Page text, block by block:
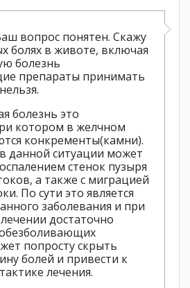
вопрос понятен. Скажу
болях в животе, включая
болезнь
препараты принимать
болезнь это
котором в желчном
конкременты(камни).
данной ситуации может
стенок пузыря
а также с миграцией
По сути это является
заболевания и при
достаточно
попросту скрыть
болей и привести к
лечения.